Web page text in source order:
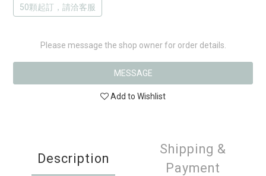
50顆起訂，請洽客服
Please message the shop owner for order details.
MESSAGE
Add to Wishlist
Description
Shipping &
Payment